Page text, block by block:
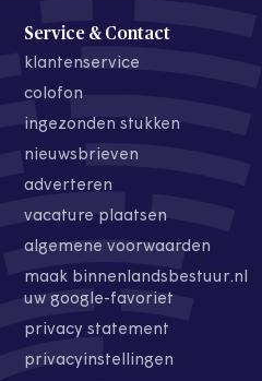
Service & Contact
klantenservice
colofon
ingezonden stukken
nieuwsbrieven
adverteren
vacature plaatsen
algemene voorwaarden
maak binnenlandsbestuur.nl
uw google-favoriet
privacy statement
privacyinstellingen